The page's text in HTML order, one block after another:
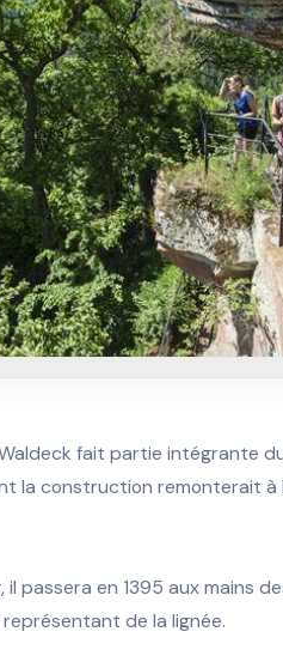
fait partie intégrante
la construction remonterait à
passera en 1395 aux mains
de la lignée.